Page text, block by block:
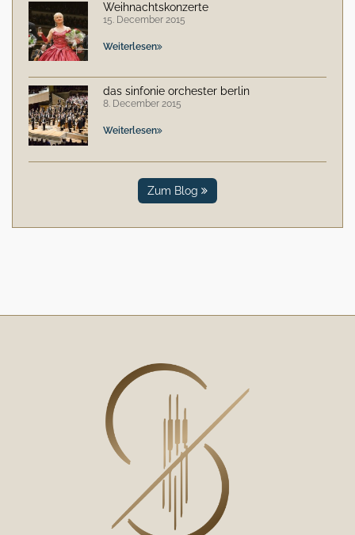
Weihnachtskonzerte
15. December 2015
Weiterlesen
das sinfonie orchester berlin
8. December 2015
Weiterlesen
Zum Blog